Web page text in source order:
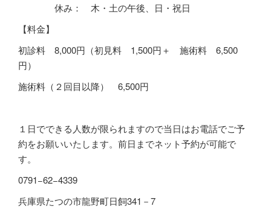
休み： 木・土の午後、日・祝日
【料金】
初診料 8,000円（初見料 1,500円＋ 施術料 6,500
円）
施術料（２回目以降） 6,500円
１日でできる人数が限られますので当日はお電話でご予
約をお願いいたします。前日までネット予約が可能で
す。
0791−62−4339
兵庫県たつの市龍野町日飼341－7